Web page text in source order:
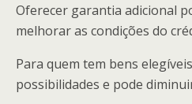
Oferecer garantia adicional
melhorar as condições do
Para quem tem bens
possibilidades e pode